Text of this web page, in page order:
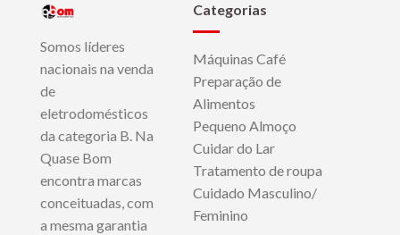
Somos líderes
nacionais na venda
de
eletrodomésticos
da categoria B. Na
Quase Bom
encontra marcas
conceituadas, com
a mesma garantia
Categorias
Máquinas Café
Preparação de
Alimentos
Pequeno Almoço
Cuidar do Lar
Tratamento de roupa
Cuidado Masculino/
Feminino